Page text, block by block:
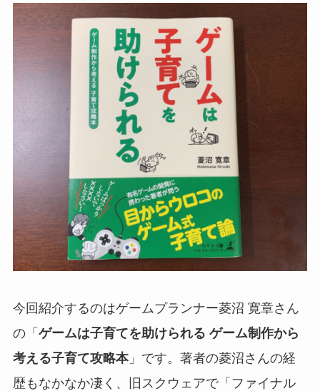
今回紹介するのはゲームプランナー菱沼 寛章さん
の「 ゲームは子育てを助けられる ゲーム制作から
考える子育て攻略本」です。著者の菱沼さんの経
歴もなかなか凄く、旧スクウェアで「ファイナル